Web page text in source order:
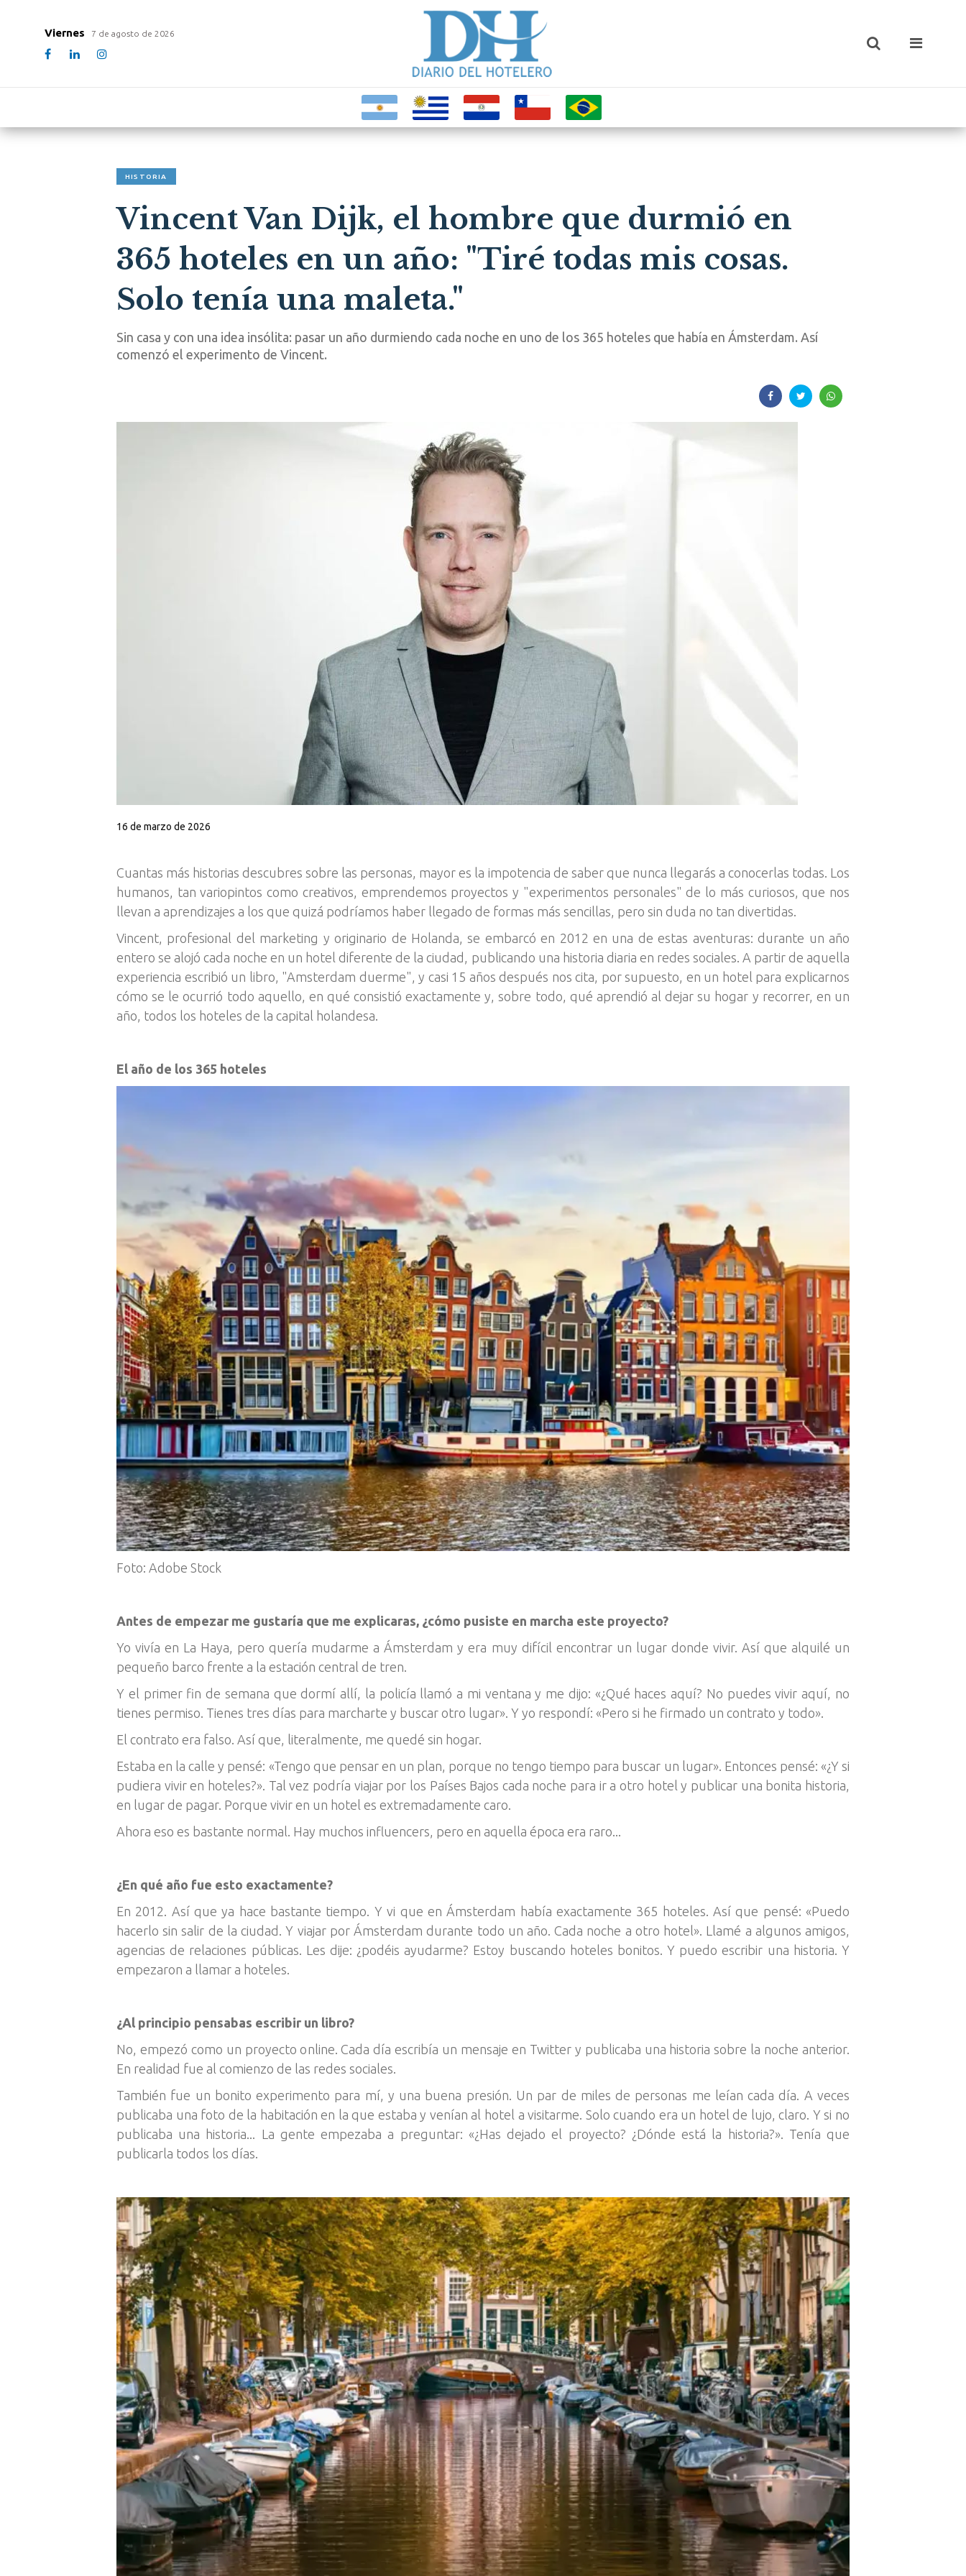
Viernes 7 de agosto de 2026
HISTORIA
Vincent Van Dijk, el hombre que durmió en
365 hoteles en un año: "Tiré todas mis cosas.
Solo tenía una maleta."
Sin casa y con una idea insólita: pasar un año durmiendo cada noche en uno de los 365 hoteles que había en Ámsterdam. Así
comenzó el experimento de Vincent.
16 de marzo de 2026
Cuantas más historias descubres sobre las personas, mayor es la impotencia de saber que nunca llegarás a conocerlas todas. Los
humanos, tan variopintos como creativos, emprendemos proyectos y "experimentos personales" de lo más curiosos, que nos
llevan a aprendizajes a los que quizá podríamos haber llegado de formas más sencillas, pero sin duda no tan divertidas.
Vincent, profesional del marketing y originario de Holanda, se embarcó en 2012 en una de estas aventuras: durante un año
entero se alojó cada noche en un hotel diferente de la ciudad, publicando una historia diaria en redes sociales. A partir de aquella
experiencia escribió un libro, "Amsterdam duerme", y casi 15 años después nos cita, por supuesto, en un hotel para explicarnos
cómo se le ocurrió todo aquello, en qué consistió exactamente y, sobre todo, qué aprendió al dejar su hogar y recorrer, en un
año, todos los hoteles de la capital holandesa.
El año de los 365 hoteles
Foto: Adobe Stock
Antes de empezar me gustaría que me explicaras, ¿cómo pusiste en marcha este proyecto?
Yo vivía en La Haya, pero quería mudarme a Ámsterdam y era muy difícil encontrar un lugar donde vivir. Así que alquilé un
pequeño barco frente a la estación central de tren.
Y el primer fin de semana que dormí allí, la policía llamó a mi ventana y me dijo: «¿Qué haces aquí? No puedes vivir aquí, no
tienes permiso. Tienes tres días para marcharte y buscar otro lugar». Y yo respondí: «Pero si he firmado un contrato y todo».
El contrato era falso. Así que, literalmente, me quedé sin hogar.
Estaba en la calle y pensé: «Tengo que pensar en un plan, porque no tengo tiempo para buscar un lugar». Entonces pensé: «¿Y si
pudiera vivir en hoteles?». Tal vez podría viajar por los Países Bajos cada noche para ir a otro hotel y publicar una bonita historia,
en lugar de pagar. Porque vivir en un hotel es extremadamente caro.
Ahora eso es bastante normal. Hay muchos influencers, pero en aquella época era raro...
¿En qué año fue esto exactamente?
En 2012. Así que ya hace bastante tiempo. Y vi que en Ámsterdam había exactamente 365 hoteles. Así que pensé: «Puedo
hacerlo sin salir de la ciudad. Y viajar por Ámsterdam durante todo un año. Cada noche a otro hotel». Llamé a algunos amigos,
agencias de relaciones públicas. Les dije: ¿podéis ayudarme? Estoy buscando hoteles bonitos. Y puedo escribir una historia. Y
empezaron a llamar a hoteles.
¿Al principio pensabas escribir un libro?
No, empezó como un proyecto online. Cada día escribía un mensaje en Twitter y publicaba una historia sobre la noche anterior.
En realidad fue al comienzo de las redes sociales.
También fue un bonito experimento para mí, y una buena presión. Un par de miles de personas me leían cada día. A veces
publicaba una foto de la habitación en la que estaba y venían al hotel a visitarme. Solo cuando era un hotel de lujo, claro. Y si no
publicaba una historia... La gente empezaba a preguntar: «¿Has dejado el proyecto? ¿Dónde está la historia?». Tenía que
publicarla todos los días.